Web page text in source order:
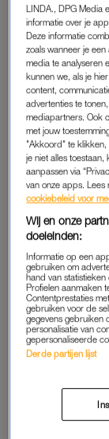
deFlair
ONGELUK
Hun leven stond
van Brams
in de
om te vertellen
meteen in de
hoe erg het was:
Vanwege het
meerdere
traject vol
Maandenlang
van hem over.
kop gezet.”
Ze noemt de
toekomst.
LINDA., DPG Media
informatie over je
Deze informatie
zoals wanneer je
media te analyseren
kunnen we, als je
content,
advertenties te
mediapartners. Ook
met jouw
"Akkoord" te klikken,
je niet alles toestaan,
aanpassen via
van onze apps. Lees
cookiebeleid voor
Wij en onze
doeleinden:
Informatie op een
gebruiken om
hand van
Profielen aanmaken
Contentprestaties
gebruiken voor de
gegevens gebruiken
personalisatie van
gepersonaliseerde
Derde partijen lijst